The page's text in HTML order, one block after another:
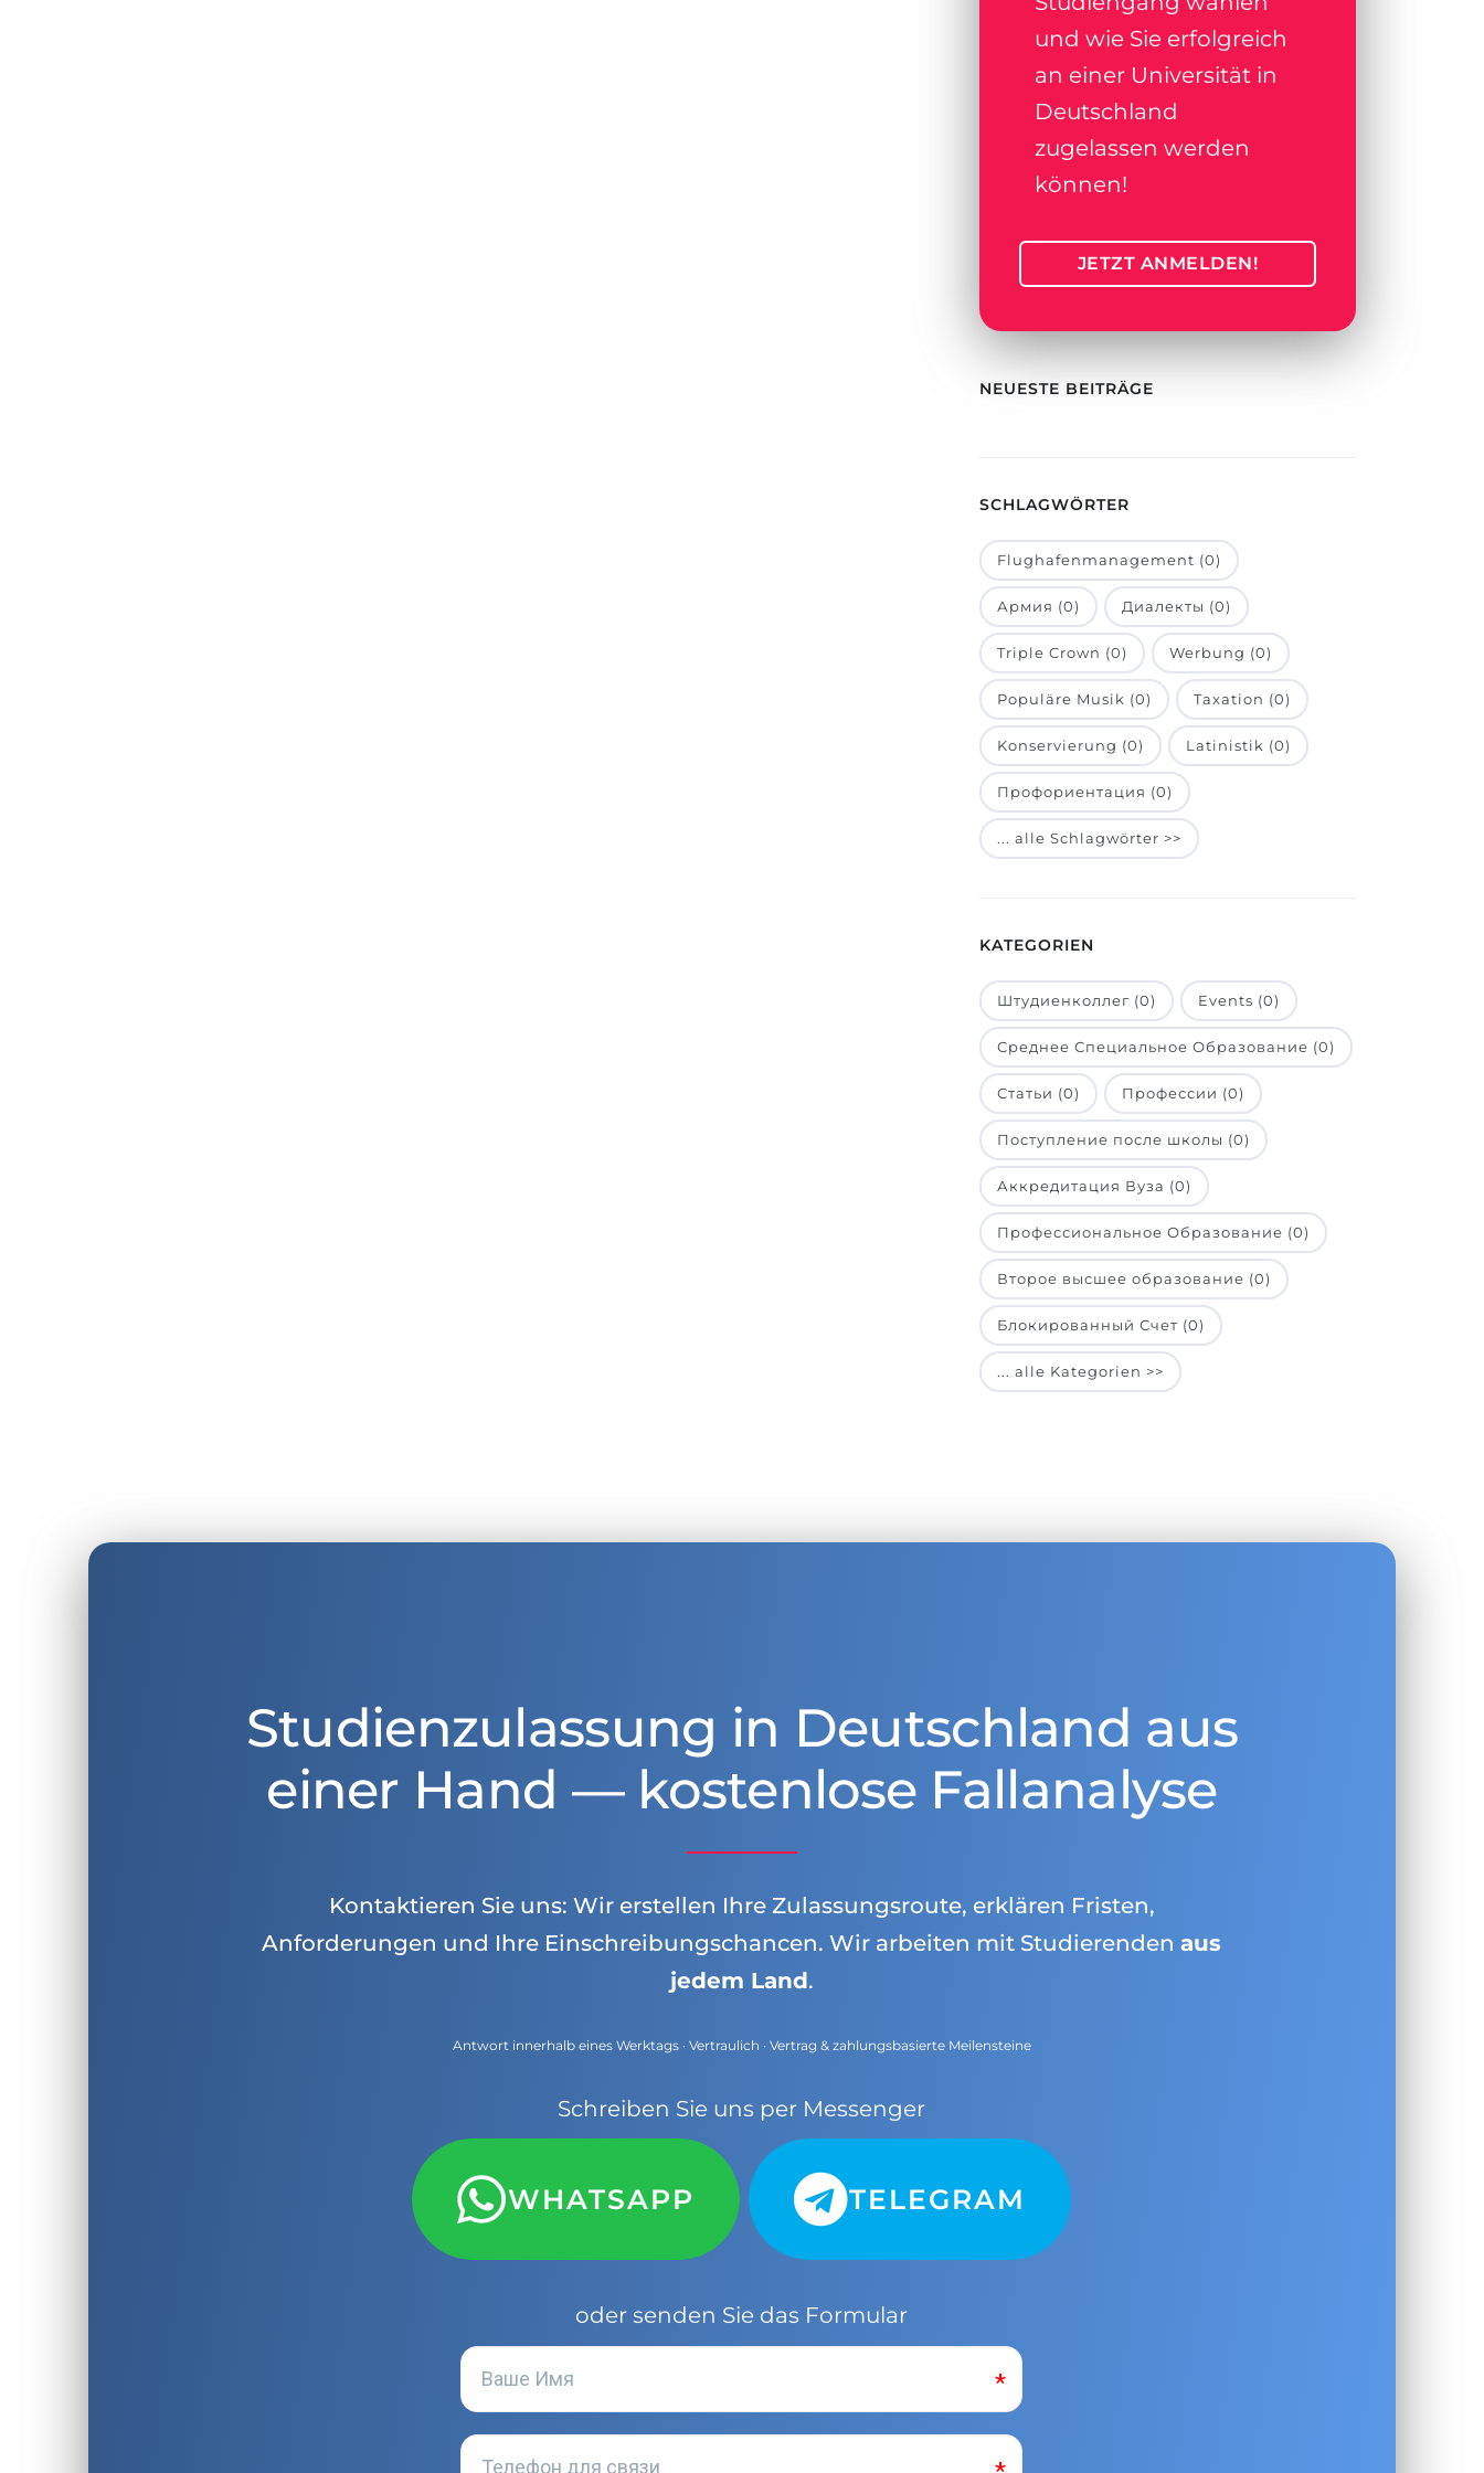
und wie Sie erfolgreich
an einer Universität in
Deutschland
zugelassen werden
können!
JETZT ANMELDEN!
NEUESTE BEITRÄGE
SCHLAGWÖRTER
Flughafenmanagement (0)
Армия (0) Диалекты (0)
Triple Crown (0) Werbung (0)
Populäre Musik (0) Taxation (0)
Konservierung (0) Latinistik (0)
Профориентация (0)
... alle Schlagwörter >>
KATEGORIEN
Штудиенколлег (0) Events (0)
Среднее Специальное Образование (0)
Статьи (0) Профессии (0)
Поступление после школы (0)
Аккредитация Вуза (0)
Профессиональное Образование (0)
Второе высшее образование (0)
Блокированный Счет (0)
... alle Kategorien >>
Studienzulassung in Deutschland aus
einer Hand — kostenlose Fallanalyse
Kontaktieren Sie uns: Wir erstellen Ihre Zulassungsroute, erklären Fristen,
Anforderungen und Ihre Einschreibungschancen. Wir arbeiten mit Studierendenaus
jedem Land.
Antwort innerhalb eines Werktags · Vertraulich · Vertrag & zahlungsbasierte Meilensteine
Schreiben Sie uns per Messenger
WHATSAPP TELEGRAM
oder senden Sie das Formular